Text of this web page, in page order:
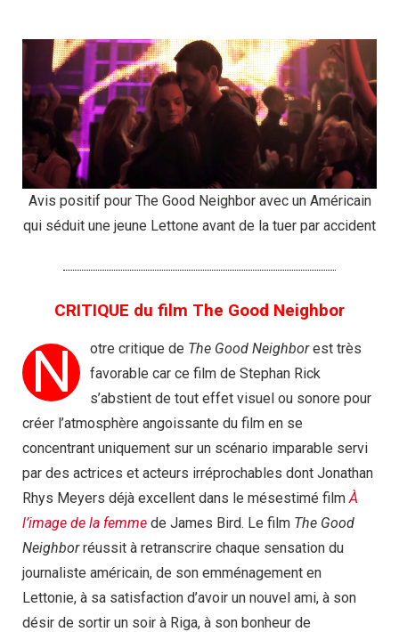
Avis positif pour The Good Neighbor avec un Américain
qui séduit une jeune Lettone avant de la tuer par accident
CRITIQUE du film The Good Neighbor
N otre critique de The Good Neighborest très
favorable car ce film de Stephan Rick
s’abstient de tout effet visuel ou sonore pour
créer l’atmosphère angoissante du film en se
concentrant uniquement sur un scénario imparable servi
par des actrices et acteurs irréprochables dont Jonathan
Rhys Meyers déjà excellent dans le mésestimé film À
l’image de la femme de James Bird. Le film The Good
Neighborréussit à retranscrire chaque sensation du
journaliste américain, de son emménagement en
Lettonie, à sa satisfaction d’avoir un nouvel ami, à son
désir de sortir un soir à Riga, à son bonheur de